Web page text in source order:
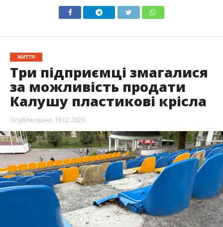
ЖИТТЯ
Три підприємці змагалися
за можливість продати
Калушу пластикові крісла
Опубліковано 10.02.2026